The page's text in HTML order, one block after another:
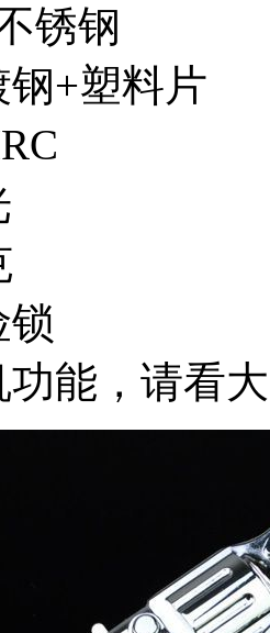
锈钢
+塑料片
锁
能，请看